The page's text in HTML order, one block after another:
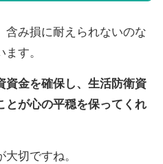
含み損に耐えられないのな
す。
資金を確保し、生活防衛資
とが心の平穏を保ってくれ
切ですね。